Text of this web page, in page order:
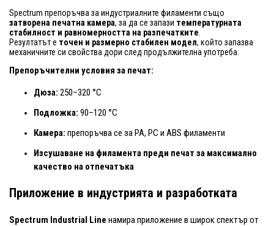
Spectrum препоръчва за индустриалните филаменти също
затворена печатна камера, за да се запази температурната
стабилност и равномерността на разпечатките
Резултатът е точен и размерно стабилен модел, който запазва
механичните си свойства дори след продължителна употреба.
Препоръчителни условия за печат:
Дюза: 250–320 °C
Подложка: 90–120 °C
Камера: препоръчва се за PA, PC и ABS филаменти
Изсушаване на филамента преди печат за максимално
качество на отпечатъка
Приложение в индустрията и разработката
Spectrum Industrial Line намира приложение в широк спектър от